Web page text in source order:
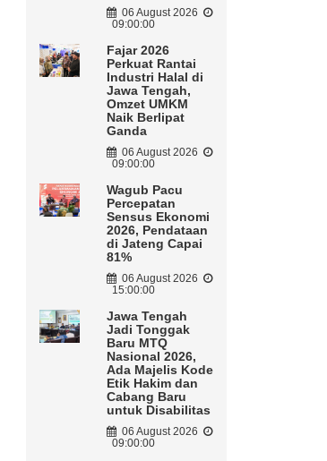
06 August 2026
09:00:00
Fajar 2026
Perkuat Rantai
Industri Halal di
Jawa Tengah,
Omzet UMKM
Naik Berlipat
Ganda
06 August 2026
09:00:00
Wagub Pacu
Percepatan
Sensus Ekonomi
2026, Pendataan
di Jateng Capai
81%
06 August 2026
15:00:00
Jawa Tengah
Jadi Tonggak
Baru MTQ
Nasional 2026,
Ada Majelis Kode
Etik Hakim dan
Cabang Baru
untuk Disabilitas
06 August 2026
09:00:00